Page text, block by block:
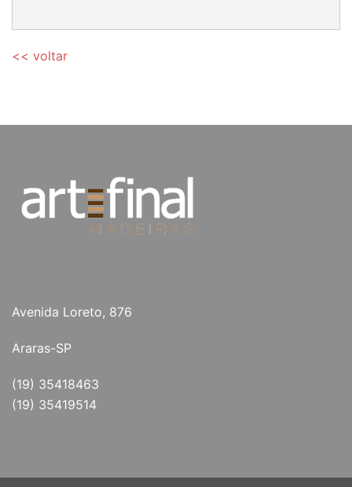
<< voltar
Avenida Loreto, 876
Araras-SP
(19) 35418463
(19) 35419514